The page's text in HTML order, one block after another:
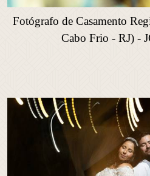
Fotógrafo de Casamento
Cabo Frio - RJ) -